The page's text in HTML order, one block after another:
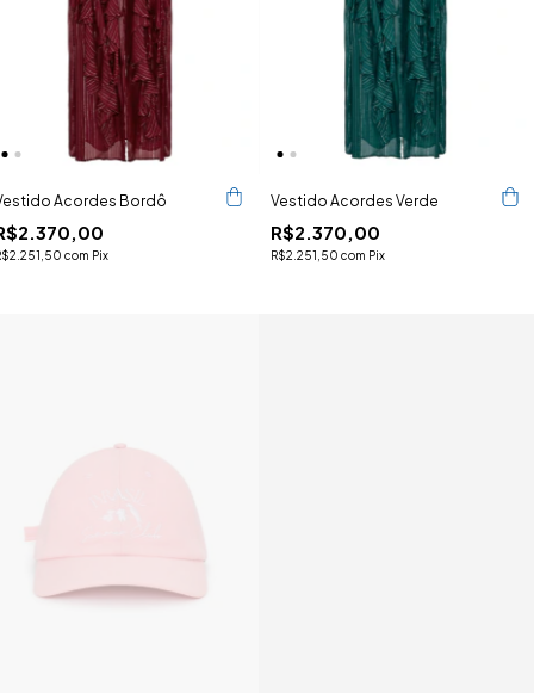
Acordes Bordô
com Pix
Vestido Acordes Verde
R$2.370,00
R$2.251,50 com Pix